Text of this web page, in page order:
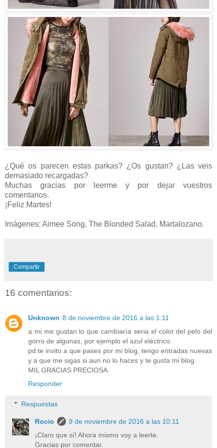
¿Qué os parecen estas parkas? ¿Os gustan? ¿Las veis
demasiado recargadas?
Muchas gracias por leerme y por dejar vuestros
comentarios.
¡Feliz Martes!
Imágenes: Aimee Song, The Blonded Salad, Martalozano.
Compartir
16 comentarios:
Unknown 8 de noviembre de 2016 a las 1:11
a mi me gustan lo que cambiaría seria el color del pelo del
gorro de algunas, por ejemplo el azul eléctrico.
pd:te invito a que pases por mi blog, tengo entradas nuevas
y a que me sigas si aun no lo haces y te gusta mi blog.
MIL GRACIAS PRECIOSA
Responder
Respuestas
Rocio
9 de noviembre de 2016 a las 10:11
¡Claro que sí! Ahora mismo voy a leerte.
Gracias por comentar.